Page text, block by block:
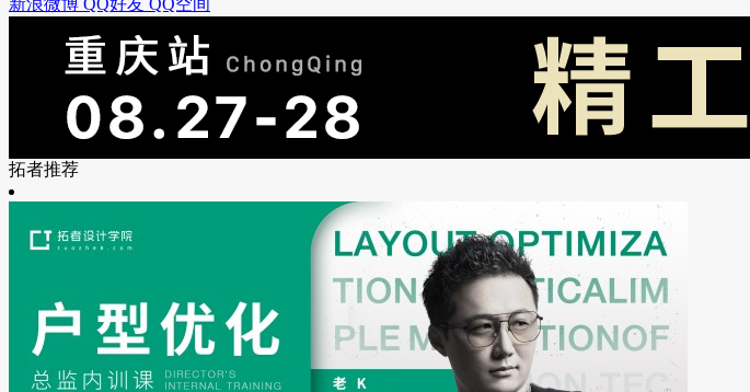
新浪微博 QQ好友 QQ空间
拓者推荐